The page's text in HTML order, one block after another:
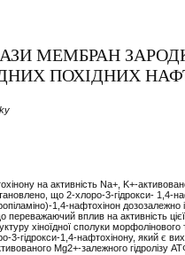
АЗИ МЕМБРАН
ПОХІДНИХ
на активність Na+, K+-
що 2-хлоро-3-гідрокси- 1,4-
1,4-нафтохінон
вплив на активність
хіноїдної сполуки
гідрокси-1,4-нафтохінону, який є
Mg2+-залежного гідролізу